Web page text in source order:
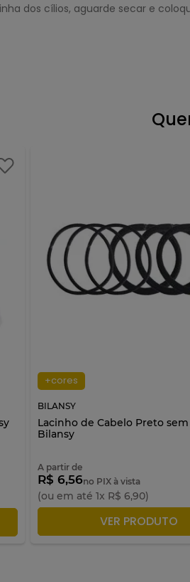
dos cílios, aguarde secar e
+cores
BILANSY
Lacinho de Cabelo Preto
Bilansy
A partir de
R$ 6,56no PIX à vista
(ou em até1x R$ 6,90)
ADICIONAR À
VER PRODUTO